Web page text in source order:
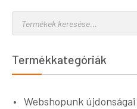
Termékkategóriák
Webshopunk újdonságai